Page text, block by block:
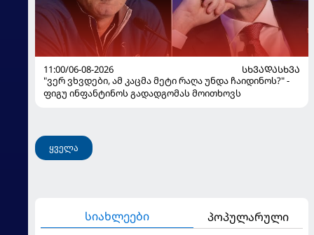
11:00/06-08-2026
ᲡᲮᲕᲐᲓᲐᲡᲮᲕᲐ
"ვერ ვხვდები, ამ კაცმა მეტი რაღა უნდა ჩაიდინოს?" -
ფიგუ ინფანტინოს გადადგომას მოითხოვს
ყველა
სიახლეები პოპულარული